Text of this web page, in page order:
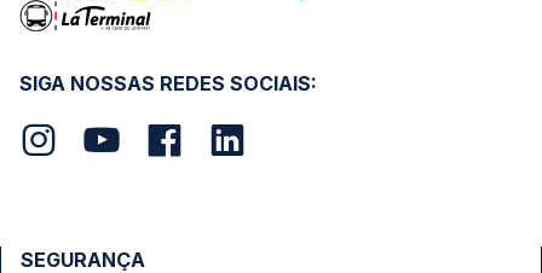
SIGA NOSSAS REDES SOCIAIS:
SEGURANÇA